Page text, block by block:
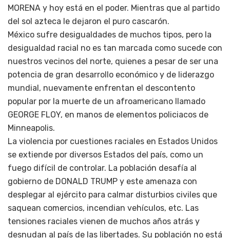
MORENA y hoy está en el poder. Mientras que al partido
del sol azteca le dejaron el puro cascarón.
México sufre desigualdades de muchos tipos, pero la
desigualdad racial no es tan marcada como sucede con
nuestros vecinos del norte, quienes a pesar de ser una
potencia de gran desarrollo económico y de liderazgo
mundial, nuevamente enfrentan el descontento
popular por la muerte de un afroamericano llamado
GEORGE FLOY, en manos de elementos policiacos de
Minneapolis.
La violencia por cuestiones raciales en Estados Unidos
se extiende por diversos Estados del país, como un
fuego difícil de controlar. La población desafía al
gobierno de DONALD TRUMP y este amenaza con
desplegar al ejército para calmar disturbios civiles que
saquean comercios, incendian vehículos, etc. Las
tensiones raciales vienen de muchos años atrás y
desnudan al país de las libertades. Su población no está